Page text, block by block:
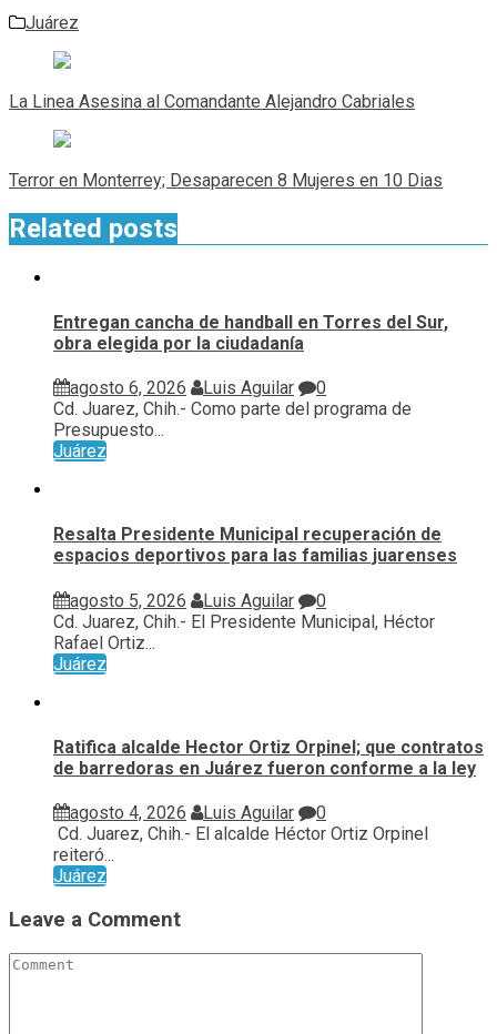
Juárez
Navegación
de
entradas
La Linea Asesina al Comandante Alejandro Cabriales
Terror en Monterrey; Desaparecen 8 Mujeres en 10 Dias
Related posts
Entregan cancha de handball en Torres del Sur,
obra elegida por la ciudadanía
agosto 6, 2026 Luis Aguilar
0
Cd. Juarez, Chih.- Como parte del programa de
Presupuesto...
Juárez
Resalta Presidente Municipal recuperación de
espacios deportivos para las familias juarenses
agosto 5, 2026 Luis Aguilar
0
Cd. Juarez, Chih.- El Presidente Municipal, Héctor
Rafael Ortiz...
Juárez
Ratifica alcalde Hector Ortiz Orpinel; que contratos
de barredoras en Juárez fueron conforme a la ley
agosto 4, 2026 Luis Aguilar
0
Cd. Juarez, Chih.- El alcalde Héctor Ortiz Orpinel
reiteró...
Juárez
Leave a Comment